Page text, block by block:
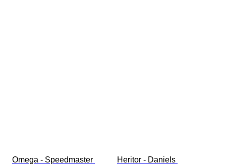
Omega - Speedmaster
Heritor - Daniels